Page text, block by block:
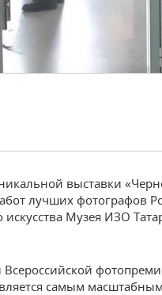
выставки
лучших фотографов
Музея ИЗО
самым